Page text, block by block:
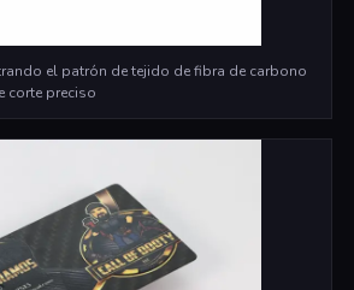
el patrón de tejido de fibra de carbono
corte preciso